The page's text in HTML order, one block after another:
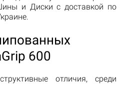
и Диски с доставкой по
600
отличия, среди